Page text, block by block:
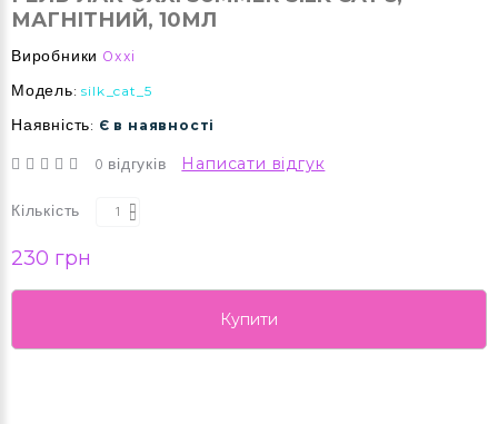
МАГНІТНИЙ, 10МЛ
Виробники Oxxi
Модель: silk_cat_5
Наявність: Є в наявності
0 відгуків Написати відгук
Кількість
230 грн
Купити